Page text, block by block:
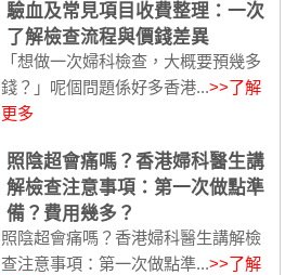
驗血及常見項目收費整理：一次
了解檢查流程與價錢差異
「想做一次婦科檢查，大概要預幾多
錢？」呢個問題係好多香港...>>了解
更多
照陰超會痛嗎？香港婦科醫生講
解檢查注意事項：第一次做點準
備？費用幾多？
照陰超會痛嗎？香港婦科醫生講解檢
查注意事項：第一次做點準...>>了解